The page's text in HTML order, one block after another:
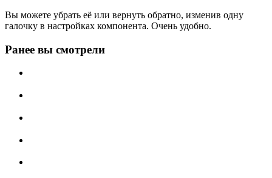
Вы можете убрать её или вернуть обратно, изменив одну
галочку в настройках компонента. Очень удобно.
Ранее вы смотрели